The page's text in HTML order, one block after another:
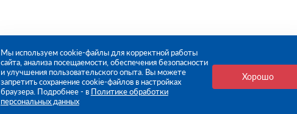
Мы используем cookie-файлы для корректной работы
сайта, анализа посещаемости, обеспечения безопасности
и улучшения пользовательского опыта. Вы можете
запретить сохранение cookie-файлов в настройках
браузера. Подробнее - в Политике обработки
персональных данных
Хорошо